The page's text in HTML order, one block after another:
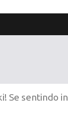
Se sentindo